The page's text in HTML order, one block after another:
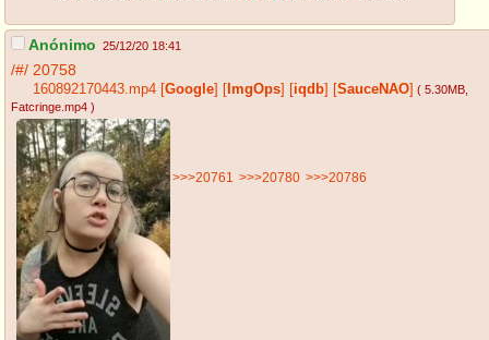
Anónimo 25/12/20 18:41
/#/ 20758
160892170443.mp4 Google ImgOps iqdb SauceNAO ( 5.30MB
Fatcringe.mp4 )
>>>20761 >>>20780 >>>20786